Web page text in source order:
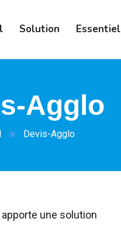
Solution Essentiel
Agglo
Devis-Agglo
apporte une solution